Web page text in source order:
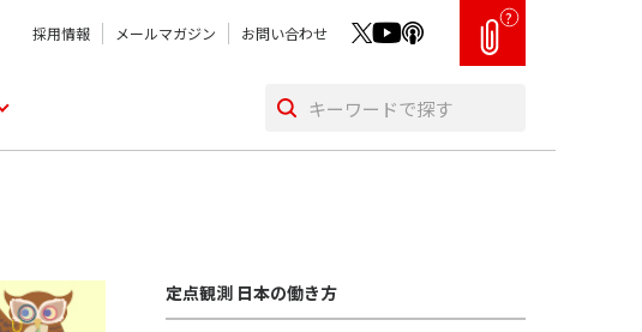
採用情報 メールマガジン お問い合わせ
?
定点観測 日本の働き方